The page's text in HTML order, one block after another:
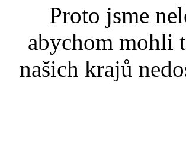
Proto jsme
abychom mohli
našich krajů